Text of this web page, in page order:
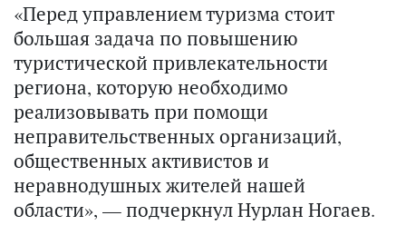
«Перед управлением туризма стоит
большая задача по повышению
туристической привлекательности
региона, которую необходимо
реализовывать при помощи
неправительственных организаций,
общественных активистов и
неравнодушных жителей нашей
области», — подчеркнул Нурлан Ногаев.